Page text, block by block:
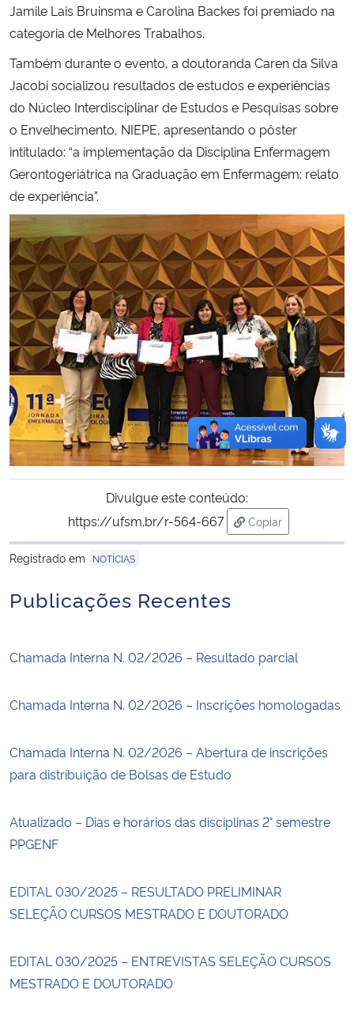
Banco Central do Brasil
Planalto
Jamile Lais Bruinsma e Carolina Backes foi premiado na
categoria de Melhores Trabalhos.
Também durante o evento, a doutoranda Caren da Silva
Jacobi socializou resultados de estudos e experiências
do Núcleo Interdisciplinar de Estudos e Pesquisas sobre
o Envelhecimento, NIEPE, apresentando o pôster
intitulado: “a implementação da Disciplina Enfermagem
Gerontogeriátrica na Graduação em Enfermagem: relato
de experiência”.
Divulgue este conteúdo:
https://ufsm.br/r-564-667
Copiar
para área de
Registrado em
NOTÍCIAS
Publicações Recentes
Chamada Interna N. 02/2026 – Resultado parcial
Chamada Interna N. 02/2026 – Inscrições homologadas
Chamada Interna N. 02/2026 – Abertura de inscrições
para distribuição de Bolsas de Estudo
Atualizado – Dias e horários das disciplinas 2° semestre
PPGENF
EDITAL 030/2025 – RESULTADO PRELIMINAR
SELEÇÃO CURSOS MESTRADO E DOUTORADO
EDITAL 030/2025 – ENTREVISTAS SELEÇÃO CURSOS
MESTRADO E DOUTORADO